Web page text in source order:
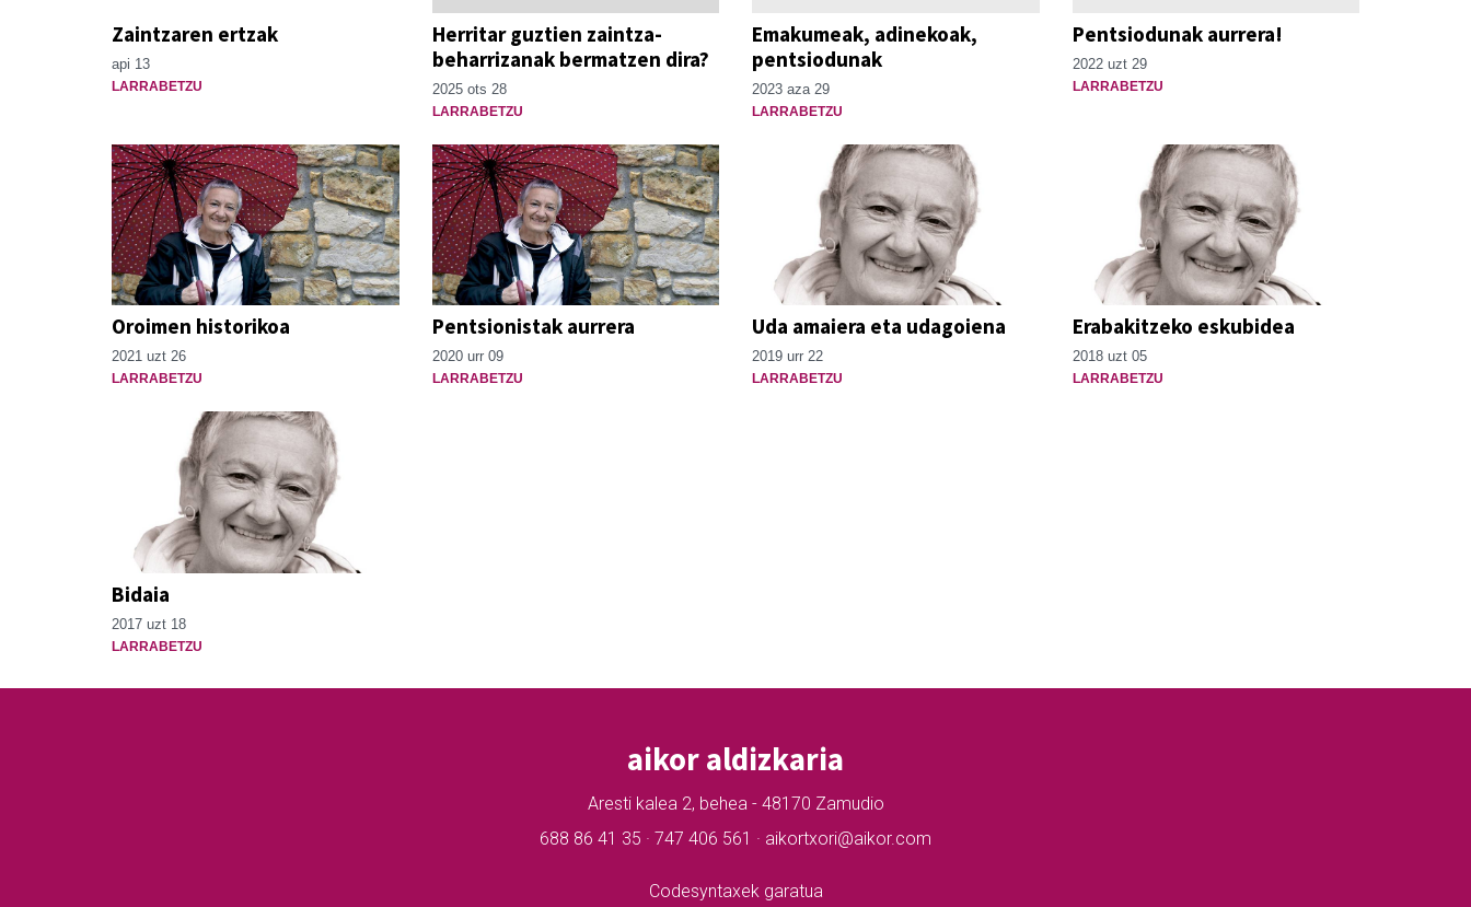
Zaintzaren ertzak
api 13
LARRABETZU
Herritar guztien zaintza-
beharrizanak bermatzen dira?
2025 ots 28
LARRABETZU
Emakumeak, adinekoak,
pentsiodunak
2023 aza 29
LARRABETZU
Pentsiodunak aurrera!
2022 uzt 29
LARRABETZU
Oroimen historikoa
2021 uzt 26
LARRABETZU
Pentsionistak aurrera
2020 urr 09
LARRABETZU
Uda amaiera eta udagoiena
2019 urr 22
LARRABETZU
Erabakitzeko eskubidea
2018 uzt 05
LARRABETZU
Bidaia
2017 uzt 18
LARRABETZU
aikor aldizkaria
Aresti kalea 2, behea - 48170 Zamudio
688 86 41 35 · 747 406 561 · aikortxori@aikor.com
Codesyntaxek garatua